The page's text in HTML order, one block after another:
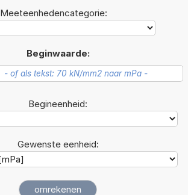
Meeteenhedencategorie:
Beginwaarde:
Begineenheid:
Gewenste eenheid: